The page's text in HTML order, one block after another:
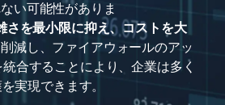
い可能性がありま
さを最小限に抑え、コストを大
減し、ファイアウォールのアッ
合することにより、企業は多く
実現できます。